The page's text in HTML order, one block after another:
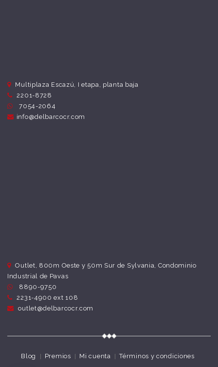
Multiplaza Escazú, I etapa, planta baja
2201-8728
7054-2064
info@delbarcocr.com
Outlet, 800m Oeste y 50m Sur de Sylvania, Condominio
Industrial de Pavas
8890-9750
2231-4900 ext 108
outlet@delbarcocr.com
Blog Premios Mi cuenta Términos y condiciones